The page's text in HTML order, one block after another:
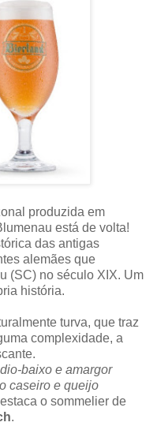
produzida em
está de volta!
das antigas
alemães que
(SC) no século XIX. Um
história.
turva, que traz
complexidade, a
baixo e amargor
caseiro e queijo
o sommelier de
.